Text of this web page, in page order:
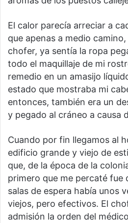
El calor parecía arreciar a
que apenas a medio
chofer, ya sentía la ropa
todo el maquillaje de mi
remedio en un amasijo
estado que mostraba mi
entonces, también era un
y pegado al cráneo a causa
Cuando por fin llegamos al
edificio grande y viejo de
que, de la época de la
primero que me percaté fue
salas de espera había unos
viejos, pero efectivos. El
admisión la orden del